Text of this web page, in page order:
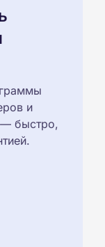
и
быстро,